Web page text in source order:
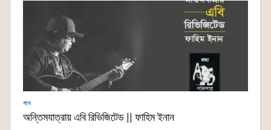
গান
অন্তিমযাত্রায় এবি রিভিজিটেড || ফাহিম ইনান